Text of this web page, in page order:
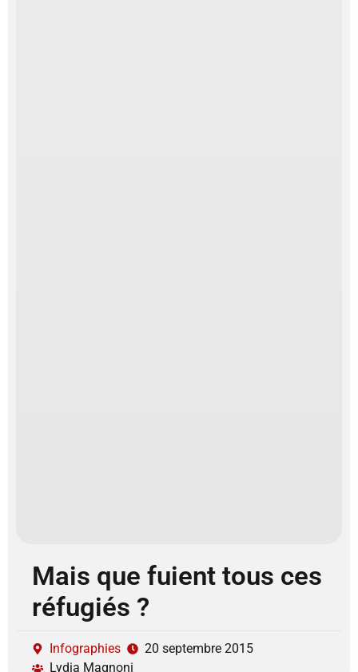
Mais que fuient tous ces
réfugiés ?
Infographies
20 septembre 2015
Lydia Magnoni